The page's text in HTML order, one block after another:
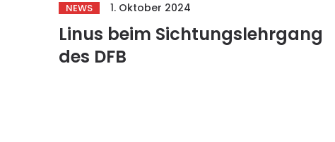
NEWS 1. Oktober 2024
Linus beim Sichtungslehrgang
des DFB